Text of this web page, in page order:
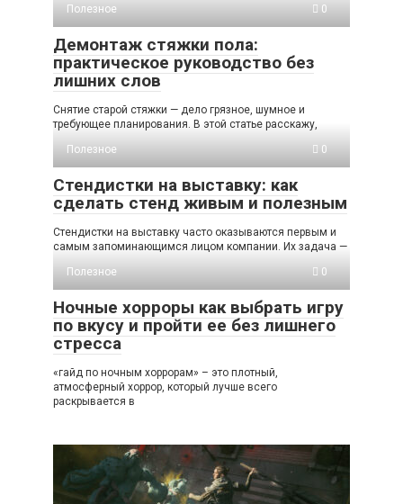
Полезное
0
Демонтаж стяжки пола:
практическое руководство без
лишних слов
Снятие старой стяжки — дело грязное, шумное и
требующее планирования. В этой статье расскажу,
Полезное
0
Стендистки на выставку: как
сделать стенд живым и полезным
Стендистки на выставку часто оказываются первым и
самым запоминающимся лицом компании. Их задача —
Полезное
0
Ночные хорроры как выбрать игру
по вкусу и пройти ее без лишнего
стресса
«гайд по ночным хоррорам» – это плотный,
атмосферный хоррор, который лучше всего
раскрывается в